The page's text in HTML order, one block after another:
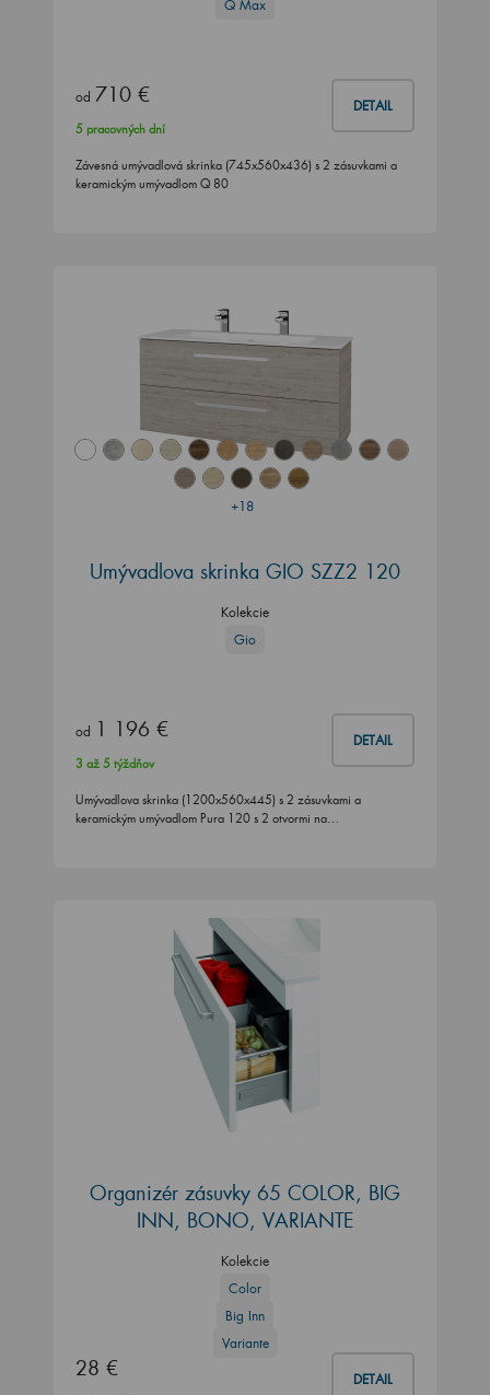
Q Max
od 710 € DETAIL
5 pracovných dní
Závesná umývadlová skrinka (745x560x436) s 2 zásuvkami a
keramickým umývadlom Q 80
+18
Umývadlova skrinka GIO SZZ2 120
Kolekcie
Gio
od 1 196 € DETAIL
3 až 5 týždňov
Umývadlova skrinka (1200x560x445) s 2 zásuvkami a
keramickým umývadlom Pura 120 s 2 otvormi na…
Organizér zásuvky 65 COLOR, BIG
INN, BONO, VARIANTE
Kolekcie
Color
Big Inn
Variante
28 € DETAIL